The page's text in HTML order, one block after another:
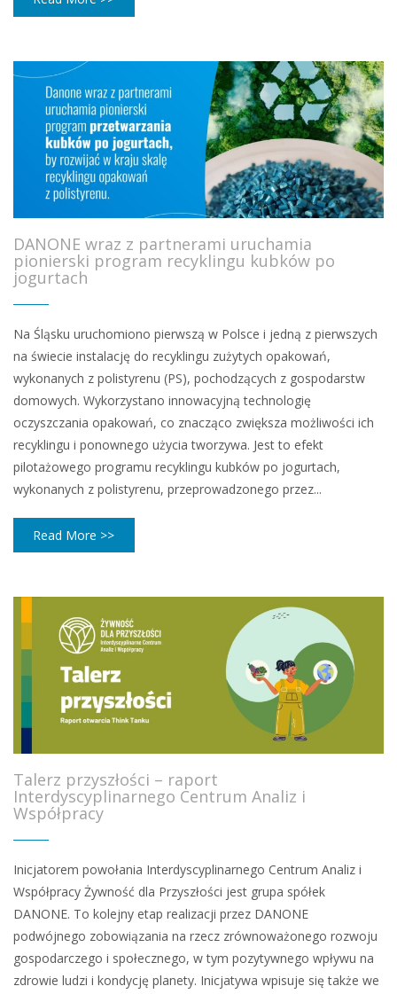
DANONE wraz z partnerami uruchamia
pionierski program recyklingu kubków po
jogurtach
Na Śląsku uruchomiono pierwszą w Polsce i jedną z pierwszych
na świecie instalację do recyklingu zużytych opakowań,
wykonanych z polistyrenu (PS), pochodzących z gospodarstw
domowych. Wykorzystano innowacyjną technologię
oczyszczania opakowań, co znacząco zwiększa możliwości ich
recyklingu i ponownego użycia tworzywa. Jest to efekt
pilotażowego programu recyklingu kubków po jogurtach,
wykonanych z polistyrenu, przeprowadzonego przez...
Read More >>
Talerz przyszłości – raport
Interdyscyplinarnego Centrum Analiz i
Współpracy
Inicjatorem powołania Interdyscyplinarnego Centrum Analiz i
Współpracy Żywność dla Przyszłości jest grupa spółek
DANONE. To kolejny etap realizacji przez DANONE
podwójnego zobowiązania na rzecz zrównoważonego rozwoju
gospodarczego i społecznego, w tym pozytywnego wpływu na
zdrowie ludzi i kondycję planety. Inicjatywa wpisuje się także we